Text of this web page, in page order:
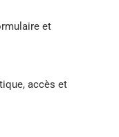
et
accès et